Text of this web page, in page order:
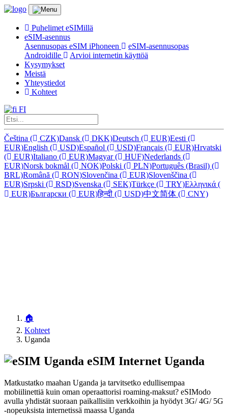
Puhelimet eSIMillä
eSIM-asennus
Asennusopas eSIM iPhoneen
eSIM-asennusopas
Androidille
Arvioi internetin käyttöä
Kysymykset
Meistä
Yhteystiedot
Kohteet
FI
Čeština ( CZK)Dansk ( DKK)Deutsch ( EUR)Eesti (
EUR)English ( USD)Español ( USD)Français ( EUR)Hrvatski
(
EUR)Italiano ( EUR)Magyar( HUF)Nederlands (
EUR)Norsk bokmål ( NOK)Polski ( PLN)Português (Brasil) (
BRL)Română ( RON)Slovenčina ( EUR)Slovenščina (
EUR)Srpski ( RSD)Svenska ( SEK)Türkçe ( TRY)Ελληνικά (
EUR)Български ( EUR)हिन्दी ( USD)中文简体 ( CNY)
🏠
Kohteet
Uganda
eSIM Internet Uganda
Matkustatko maahan Uganda ja tarvitsetko edullisempaa
mobiilinettiä kuin oman operaattorisi roaming-maksut? eSIModo
avulla yhdistät suoraan paikallisiin verkkoihin ja hyödyt 3G/ 4G/ 5G
-nopeuksista internetissä maassa Uganda